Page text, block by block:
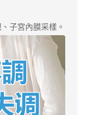
子宮內膜采樣。